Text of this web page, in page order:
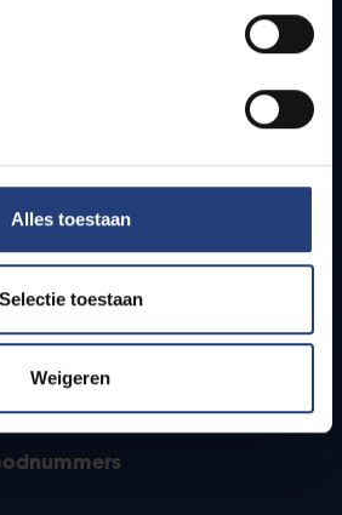
Alles toestaan
Selectie toestaan
Weigeren
en secundaire scholen